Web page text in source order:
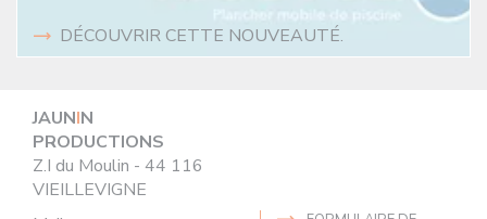
DÉCOUVRIR CETTE NOUVEAUTÉ.
JAUNIN
PRODUCTIONS
Z.I du Moulin - 44 116
VIEILLEVIGNE